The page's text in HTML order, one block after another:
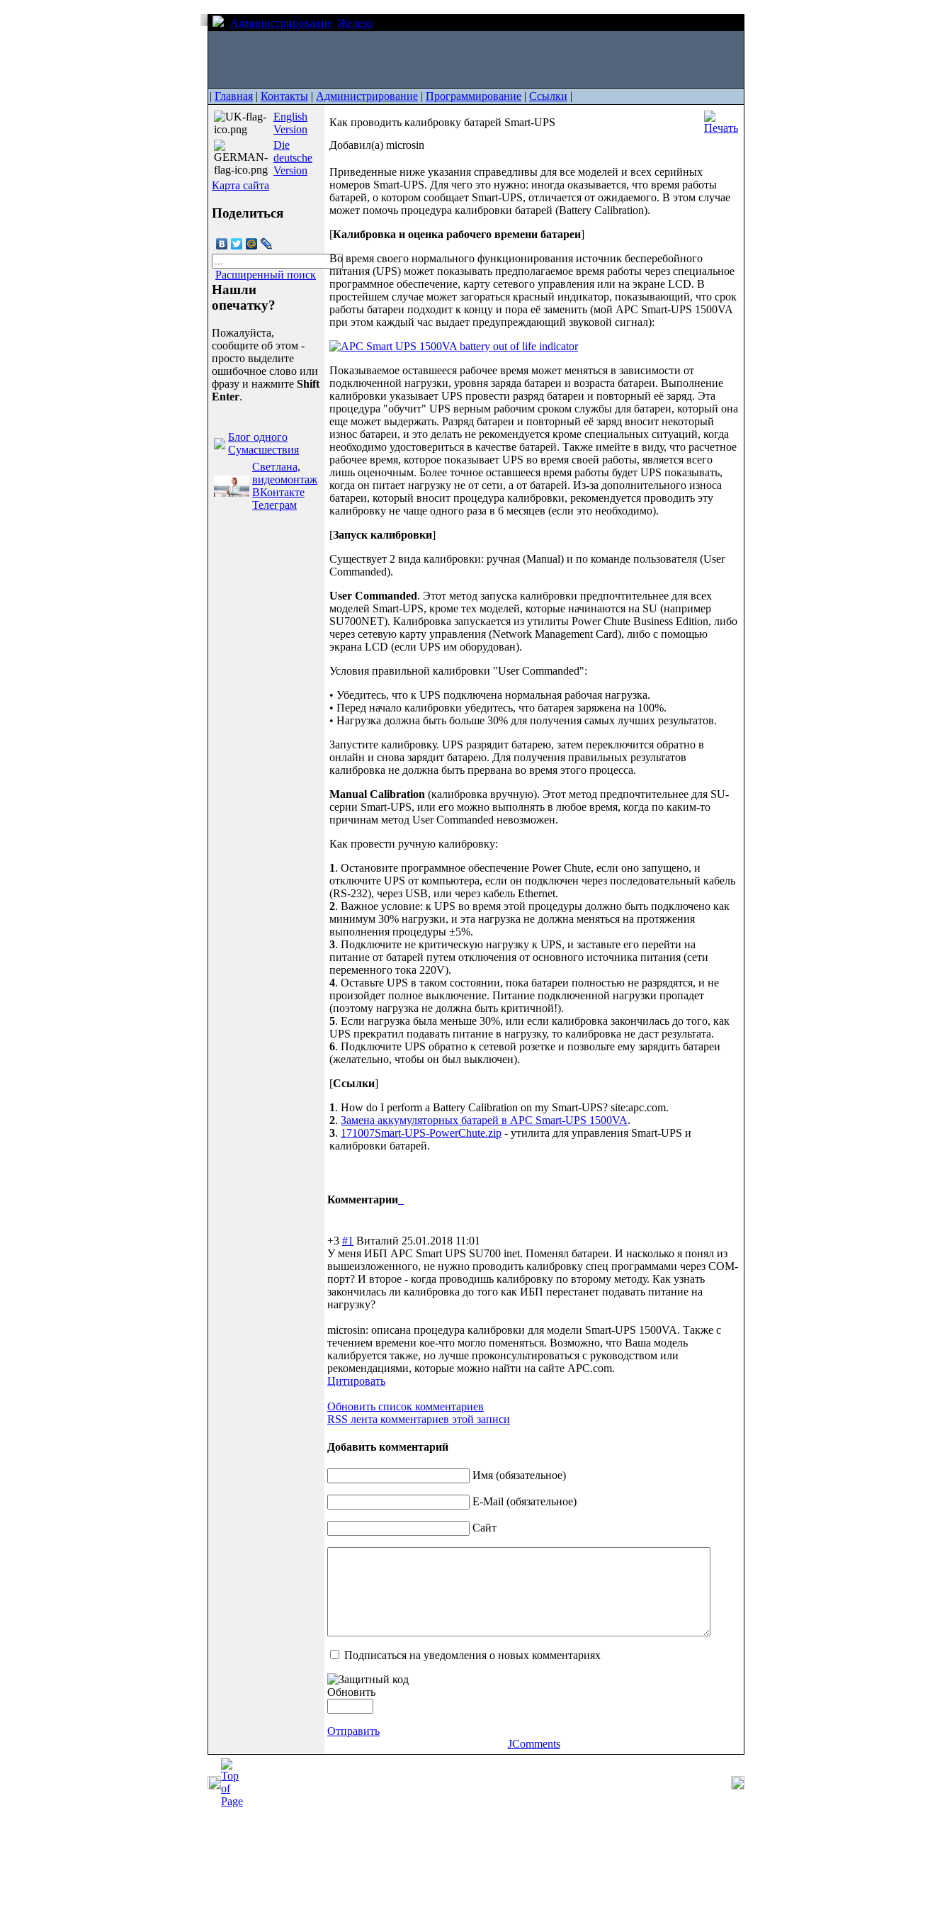
Администрирование Железо
| Главная | Контакты | Администрирование | Программирование | Ссылки |
English
Version
Die
deutsche
Version
Карта сайта
Поделиться
Расширенный поиск
Нашли
опечатку?
Пожалуйста,
сообщите об этом -
просто выделите
ошибочное слово или
фразу и нажмите Shift
Enter.
Блог одного
Сумасшествия
Светлана,
видеомонтаж
ВКонтакте
Телеграм
Как проводить калибровку батарей Smart-UPS
Добавил(а) microsin
Приведенные ниже указания справедливы для все моделей и всех серийных
номеров Smart-UPS. Для чего это нужно: иногда оказывается, что время работы
батарей, о котором сообщает Smart-UPS, отличается от ожидаемого. В этом случае
может помочь процедура калибровки батарей (Battery Calibration).
[Калибровка и оценка рабочего времени батареи]
Во время своего нормального функционирования источник бесперебойного
питания (UPS) может показывать предполагаемое время работы через специальное
программное обеспечение, карту сетевого управления или на экране LCD. В
простейшем случае может загораться красный индикатор, показывающий, что срок
работы батареи подходит к концу и пора её заменить (мой APC Smart-UPS 1500VA
при этом каждый час выдает предупреждающий звуковой сигнал):
Показываемое оставшееся рабочее время может меняться в зависимости от
подключенной нагрузки, уровня заряда батареи и возраста батареи. Выполнение
калибровки указывает UPS провести разряд батареи и повторный её заряд. Эта
процедура "обучит" UPS верным рабочим сроком службы для батареи, который она
еще может выдержать. Разряд батареи и повторный её заряд вносит некоторый
износ батареи, и это делать не рекомендуется кроме специальных ситуаций, когда
необходимо удостовериться в качестве батарей. Также имейте в виду, что расчетное
рабочее время, которое показывает UPS во время своей работы, является всего
лишь оценочным. Более точное оставшееся время работы будет UPS показывать,
когда он питает нагрузку не от сети, а от батарей. Из-за дополнительного износа
батареи, который вносит процедура калибровки, рекомендуется проводить эту
калибровку не чаще одного раза в 6 месяцев (если это необходимо).
[Запуск калибровки]
Существует 2 вида калибровки: ручная (Manual) и по команде пользователя (User
Commanded).
User Commanded. Этот метод запуска калибровки предпочтительнее для всех
моделей Smart-UPS, кроме тех моделей, которые начинаются на SU (например
SU700NET). Калибровка запускается из утилиты Power Chute Business Edition, либо
через сетевую карту управления (Network Management Card), либо с помощью
экрана LCD (если UPS им оборудован).
Условия правильной калибровки "User Commanded":
• Убедитесь, что к UPS подключена нормальная рабочая нагрузка.
• Перед начало калибровки убедитесь, что батарея заряжена на 100%.
• Нагрузка должна быть больше 30% для получения самых лучших результатов.
Запустите калибровку. UPS разрядит батарею, затем переключится обратно в
онлайн и снова зарядит батарею. Для получения правильных результатов
калибровка не должна быть прервана во время этого процесса.
Manual Calibration (калибровка вручную). Этот метод предпочтительнее для SU-
серии Smart-UPS, или его можно выполнять в любое время, когда по каким-то
причинам метод User Commanded невозможен.
Как провести ручную калибровку:
1. Остановите программное обеспечение Power Chute, если оно запущено, и
отключите UPS от компьютера, если он подключен через последовательный кабель
(RS-232), через USB, или через кабель Ethernet.
2. Важное условие: к UPS во время этой процедуры должно быть подключено как
минимум 30% нагрузки, и эта нагрузка не должна меняться на протяжения
выполнения процедуры ±5%.
3. Подключите не критическую нагрузку к UPS, и заставьте его перейти на
питание от батарей путем отключения от основного источника питания (сети
переменного тока 220V).
4. Оставьте UPS в таком состоянии, пока батареи полностью не разрядятся, и не
произойдет полное выключение. Питание подключенной нагрузки пропадет
(поэтому нагрузка не должна быть критичной!).
5. Если нагрузка была меньше 30%, или если калибровка закончилась до того, как
UPS прекратил подавать питание в нагрузку, то калибровка не даст результата.
6. Подключите UPS обратно к сетевой розетке и позвольте ему зарядить батареи
(желательно, чтобы он был выключен).
[Ссылки]
1. How do I perform a Battery Calibration on my Smart-UPS? site:apc.com.
2. Замена аккумуляторных батарей в APC Smart-UPS 1500VA.
3. 171007Smart-UPS-PowerChute.zip - утилита для управления Smart-UPS и
калибровки батарей.
Комментарии
+3 #1 Виталий 25.01.2018 11:01
У меня ИБП APC Smart UPS SU700 inet. Поменял батареи. И насколько я понял из
вышеизложенного, не нужно проводить калибровку спец программами через COM-
порт? И второе - когда проводишь калибровку по второму методу. Как узнать
закончилась ли калибровка до того как ИБП перестанет подавать питание на
нагрузку?
microsin: описана процедура калибровки для модели Smart-UPS 1500VA. Также с
течением времени кое-что могло поменяться. Возможно, что Ваша модель
калибруется также, но лучше проконсультироваться с руководством или
рекомендациями, которые можно найти на сайте APC.com.
Цитировать
Обновить список комментариев
RSS лента комментариев этой записи
Добавить комментарий
Имя (обязательное)
E-Mail (обязательное)
Сайт
Подписаться на уведомления о новых комментариях
Обновить
Отправить
JComments